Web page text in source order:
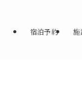
宿泊予約